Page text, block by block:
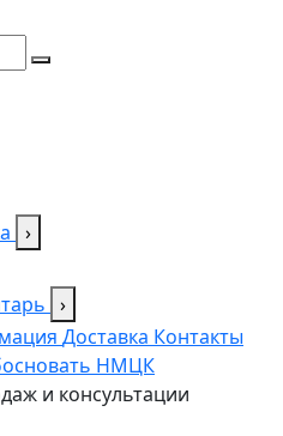
›
›
Доставка Контакты
НМЦК
и консультации